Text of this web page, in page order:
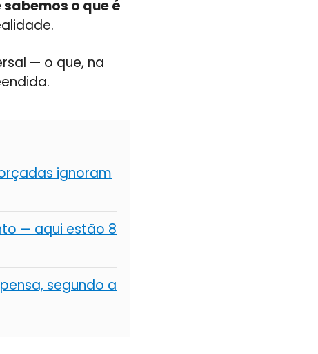
o que é
— o que, na
ignoram
— aqui estão 8
segundo a